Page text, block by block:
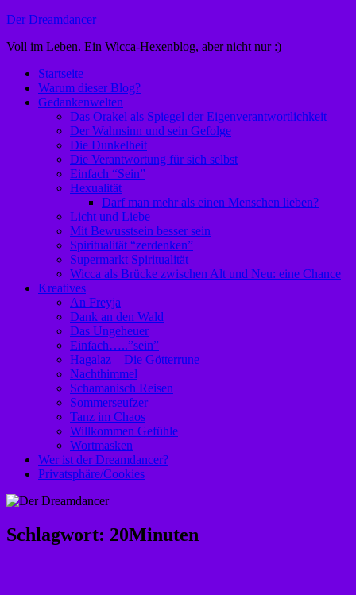
Zum
springen
Der Dreamdancer
Voll im Leben. Ein Wicca-Hexenblog, aber nicht nur :)
Startseite
Warum dieser Blog?
Gedankenwelten
Das Orakel als Spiegel der Eigenverantwortlichkeit
Der Wahnsinn und sein Gefolge
Die Dunkelheit
Die Verantwortung für sich selbst
Einfach “Sein”
Hexualität
Darf man mehr als einen Menschen lieben?
Licht und Liebe
Mit Bewusstsein besser sein
Spiritualität “zerdenken”
Supermarkt Spiritualität
Wicca als Brücke zwischen Alt und Neu: eine Chance
Kreatives
An Freyja
Dank an den Wald
Das Ungeheuer
Einfach…..”sein”
Hagalaz – Die Götterrune
Nachthimmel
Schamanisch Reisen
Sommerseufzer
Tanz im Chaos
Willkommen Gefühle
Wortmasken
Wer ist der Dreamdancer?
Privatsphäre/Cookies
Schlagwort: 20Minuten